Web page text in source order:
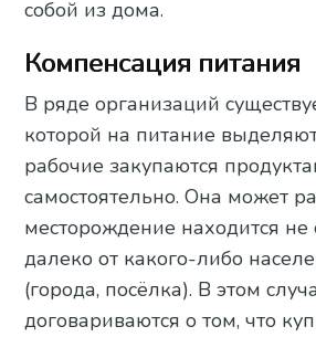
собой из дома.
Компенсация питания
В ряде организаций
которой на питание
рабочие закупаются
самостоятельно. Она может
месторождение находится
далеко от какого-либо
(города, посёлка). В этом
договариваются о том, что